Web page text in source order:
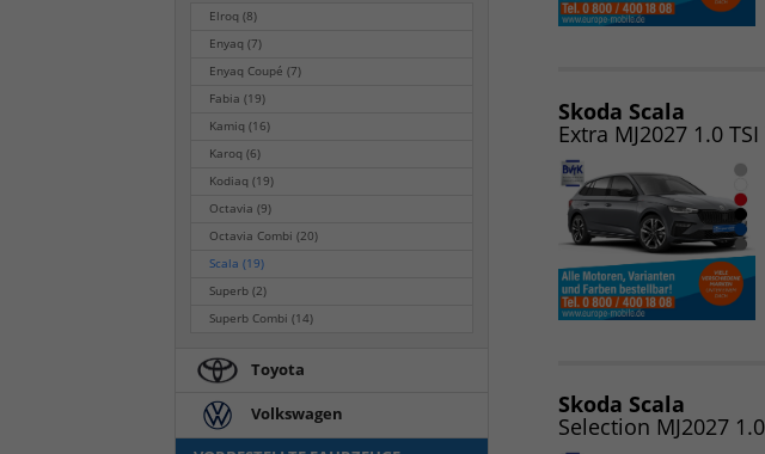
Skoda Scala
Extra MJ2027 1.0
Skoda Scala
Selection MJ2027
Elroq(8)
Enyaq(7)
Enyaq Coupé(7)
Fabia(19)
Kamiq(16)
Karoq(6)
Kodiaq(19)
Octavia(9)
Octavia Combi(20)
Scala(19)
Superb(2)
Superb Combi(14)
Toyota
Volkswagen